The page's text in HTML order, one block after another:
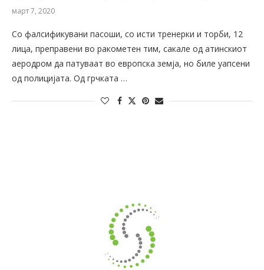
март 7, 2020
Со фалсификувани пасоши, со исти тренерки и торби, 12
лица, преправени во ракометен тим, сакале од атинскиот
аеродром да патуваат во европска земја, но биле уапсени
од полицијата. Од грчката …